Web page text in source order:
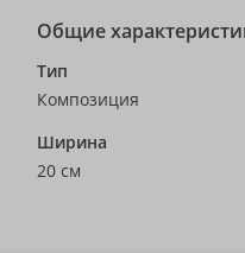
Общие
Тип
Композиция
Ширина
20 см